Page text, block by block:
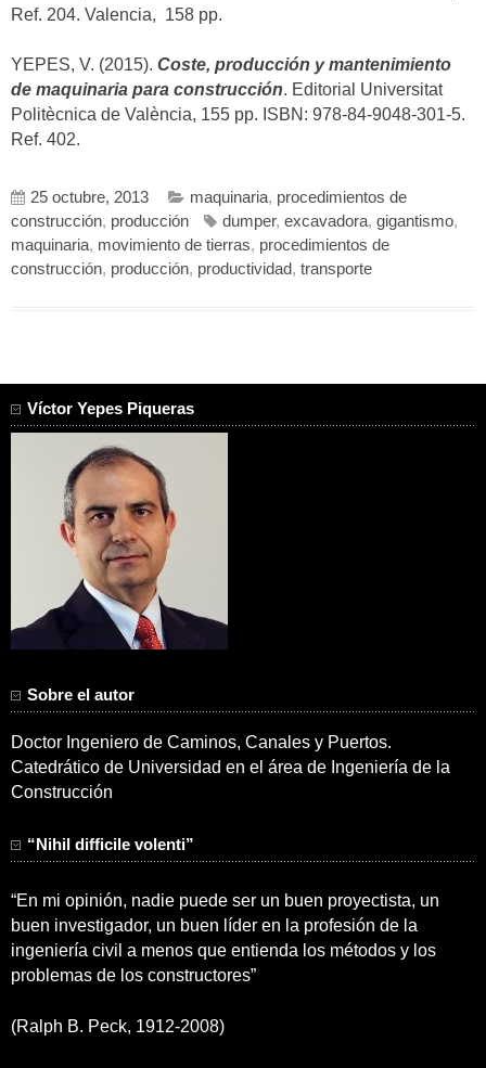
Ref. 204. Valencia, 158 pp.
YEPES, V. (2015). Coste, producción y mantenimiento
de maquinaria para construcción. Editorial Universitat
Politècnica de València, 155 pp. ISBN: 978-84-9048-301-5.
Ref. 402.
25 octubre, 2013 maquinaria, procedimientos de
construcción, producción dumper, excavadora, gigantismo,
maquinaria, movimiento de tierras, procedimientos de
construcción, producción, productividad, transporte
Víctor Yepes Piqueras
Sobre el autor
Doctor Ingeniero de Caminos, Canales y Puertos.
Catedrático de Universidad en el área de Ingeniería de la
Construcción
“Nihil difficile volenti”
“En mi opinión, nadie puede ser un buen proyectista, un
buen investigador, un buen líder en la profesión de la
ingeniería civil a menos que entienda los métodos y los
problemas de los constructores”
(Ralph B. Peck, 1912-2008)